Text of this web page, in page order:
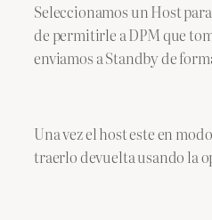
Seleccionamos un Host
de permitirle a DPM que
enviamos a Standby de
Una vez el host este en
traerlo devuelta usando la